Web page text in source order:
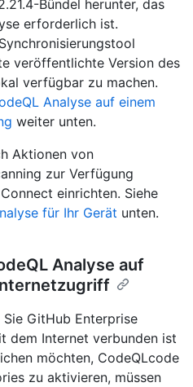
Bündel herunter, das
erforderlich ist.
veröffentlichte Version des
verfügbar zu machen.
Analyse auf einem
weiter unten.
Aktionen von
zur Verfügung
einrichten. Siehe
für Ihr Gerät unten.
Analyse auf
GitHub Enterprise
dem Internet verbunden ist
möchten, CodeQLcode
zu aktivieren, müssen